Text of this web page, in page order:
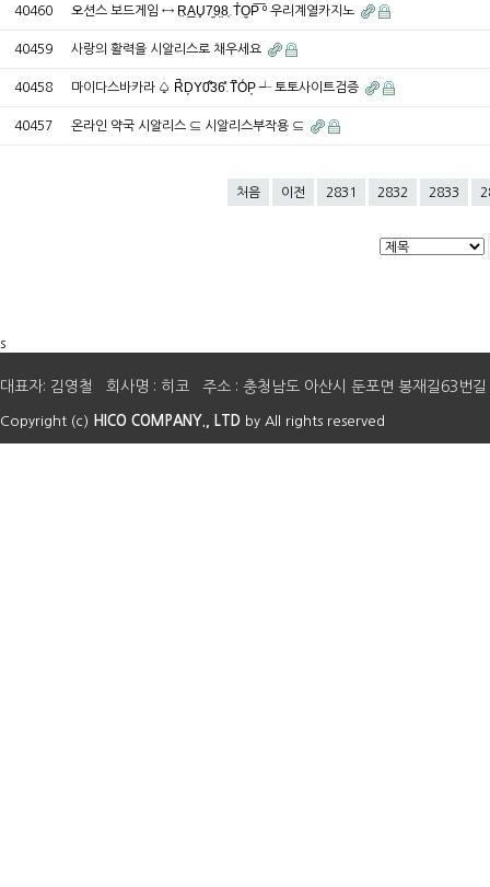
40460 오션스 보드게임 ↔ R̤A̲U̟7̼9̤8̜.T̓O̼P͞ º 우리계열카지노
40459 사랑의 활력을 시알리스로 채우세요
40458 마이다스바카라 ♤ R̚ḐY͘0͋3͘6̽.T͆O̒P̦ ┵ 토토사이트검증
40457 온라인 약국 시알리스 ⊆ 시알리스부작용 ⊆
처음 이전 2831 2832 2833
s
대표자: 김영철 회사명 : 히코 주소 : 충청남도 아산시 둔포면 봉재길63
Copyright (c) HICO COMPANY., LTD by All rights reserved